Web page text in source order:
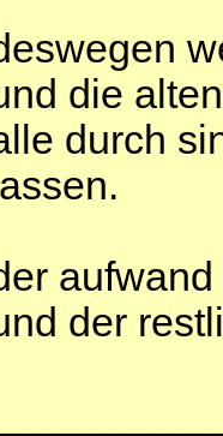
die
durch
lassen.
der